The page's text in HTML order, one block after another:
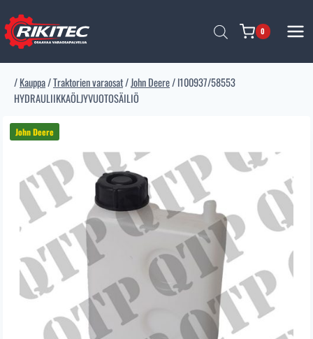
sisältöön
0
/Kauppa/Traktorien varaosat/John Deere/l100937/58553
HYDRAULIIKKAÖLJYVUOTOSÄILIÖ